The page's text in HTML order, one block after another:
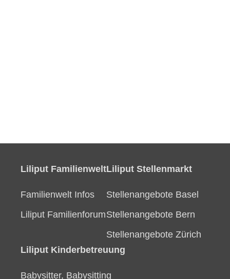
Liliput Familienwelt
Familienwelt Infos
Liliput Familienforum
Liliput Stellenmarkt
Stellenangebote Basel
Stellenangebote Bern
Stellenangebote Zürich
Liliput Kinderbetreuung
Babysitter, Babysitting